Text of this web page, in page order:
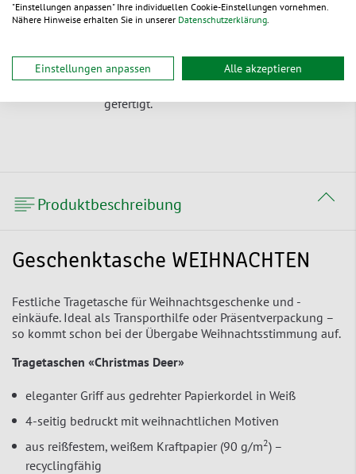
entsorgen oder recyceln.
Unser Produkte sind aus einem
ursprünglich nachwachsendem Rohstoff
gefertigt.
Produktbeschreibung
Geschenktasche WEIHNACHTEN
Festliche Tragetasche für Weihnachtsgeschenke und -
einkäufe. Ideal als Transporthilfe oder Präsentverpackung –
so kommt schon bei der Übergabe Weihnachtsstimmung auf.
Tragetaschen «Christmas Deer»
eleganter Griff aus gedrehter Papierkordel in Weiß
4-seitig bedruckt mit weihnachtlichen Motiven
aus reißfestem, weißem Kraftpapier (90 g/m2) –
recyclingfähig
"Einstellungen anpassen" Ihre individuellen Cookie-Einstellungen vornehmen.
Nähere Hinweise erhalten Sie in unserer Datenschutzerklärung.
Einstellungen anpassen Alle akzeptieren